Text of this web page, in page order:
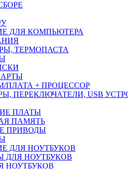
ДЛЯ КОМПЬЮТЕРА
ТЕРМОПАСТА
ПЛАТА + ПРОЦЕССОР
ПЕРЕКЛЮЧАТЕЛИ, USB
ПЛАТЫ
ПАМЯТЬ
ПРИВОДЫ
ДЛЯ НОУТБУКОВ
ДЛЯ НОУТБУКОВ
НОУТБУКОВ